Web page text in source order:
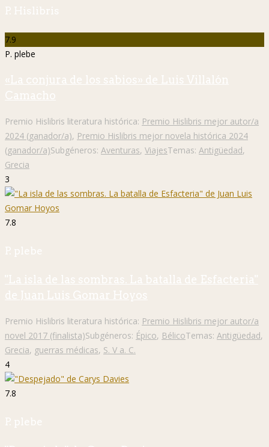
P. Hislibris
7.9
P. plebe
«La conjura de los sabios» de Luis Villalón
Camacho
Premio Hislibris literatura histórica: Premio Hislibris mejor autor/a
2024 (ganador/a), Premio Hislibris mejor novela histórica 2024
(ganador/a)Subgéneros: Aventuras, ViajesTemas: Antigüedad,
Grecia
3
7.8
P. plebe
"La isla de las sombras. La batalla de Esfacteria"
de Juan Luis Gomar Hoyos
Premio Hislibris literatura histórica: Premio Hislibris mejor autor/a
novel 2017 (finalista)Subgéneros: Épico, BélicoTemas: Antigüedad,
Grecia, guerras médicas, S. V a. C.
4
7.8
P. plebe